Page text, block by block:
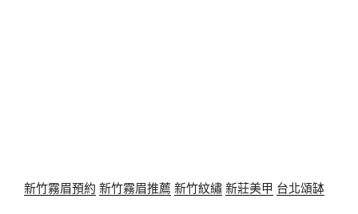
新竹霧眉預約 新竹霧眉推薦 新竹紋繡新莊美甲 台北頌缽